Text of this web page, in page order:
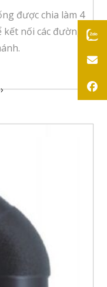
được chia làm 4
nối các đường